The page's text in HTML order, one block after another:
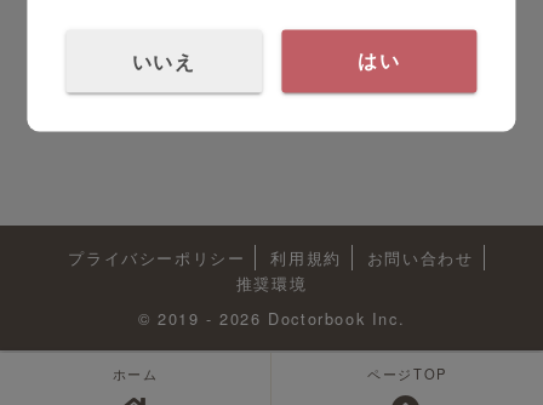
プライバシーポリシー 利用規約
お問い合わせ
推奨環境
© 2019 - 2026 Doctorbook Inc.
ホーム ページTOP
いいえ はい